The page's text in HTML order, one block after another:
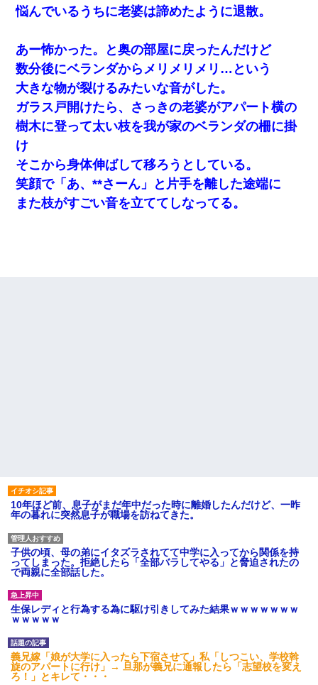
悩んでいるうちに老婆は諦めたように退散。
あー怖かった。と奥の部屋に戻ったんだけど
数分後にベランダからメリメリメリ…という
大きな物が裂けるみたいな音がした。
ガラス戸開けたら、さっきの老婆がアパート横の
樹木に登って太い枝を我が家のベランダの柵に掛
け
そこから身体伸ばして移ろうとしている。
笑顔で「あ、**さーん」と片手を離した途端に
また枝がすごい音を立ててしなってる。
10年ほど前、息子がまだ年中だった時に離婚したんだけど、一昨
年の暮れに突然息子が職場を訪ねてきた。
子供の頃、母の弟にイタズラされてて中学に入ってから関係を持
ってしまった。拒絶したら「全部バラしてやる」と脅迫されたの
で両親に全部話した。
生保レディと行為する為に駆け引きしてみた結果ｗｗｗｗｗｗｗ
ｗｗｗｗｗ
義兄嫁「娘が大学に入ったら下宿させて」私「しつこい、学校斡
旋のアパートに行け」→ 旦那が義兄に通報したら「志望校を変え
ろ！」とキレて・・・